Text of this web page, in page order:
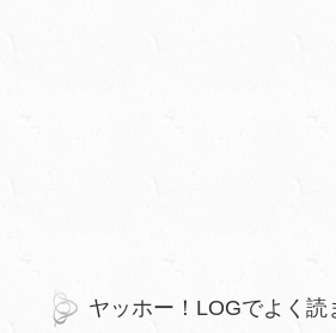
ヤッホー！LOGでよく読